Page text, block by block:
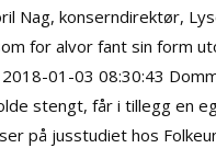
Nag, konserndirektør,
for alvor fant sin form
01-03 08:30:43
stengt, får i tillegg en
på jusstudiet hos